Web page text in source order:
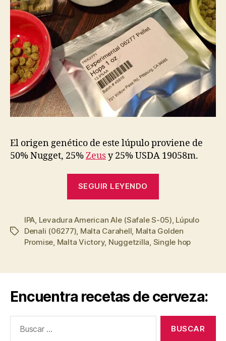
El origen genético de este lúpulo proviene de
50% Nugget, 25%Zeusy 25% USDA 19058m.
SEGUIR LEYENDO
minutos);
Maltas
Golden
Victory
Carahell;
Lúpulo
Denali
Etiquetas
IPA, Levadura American Ale (Safale S-05), Lúpulo
Denali (06277), Malta Carahell, Malta Golden
Promise, Malta Victory, Nuggetzilla, Single hop
Encuentra recetas de cerveza: